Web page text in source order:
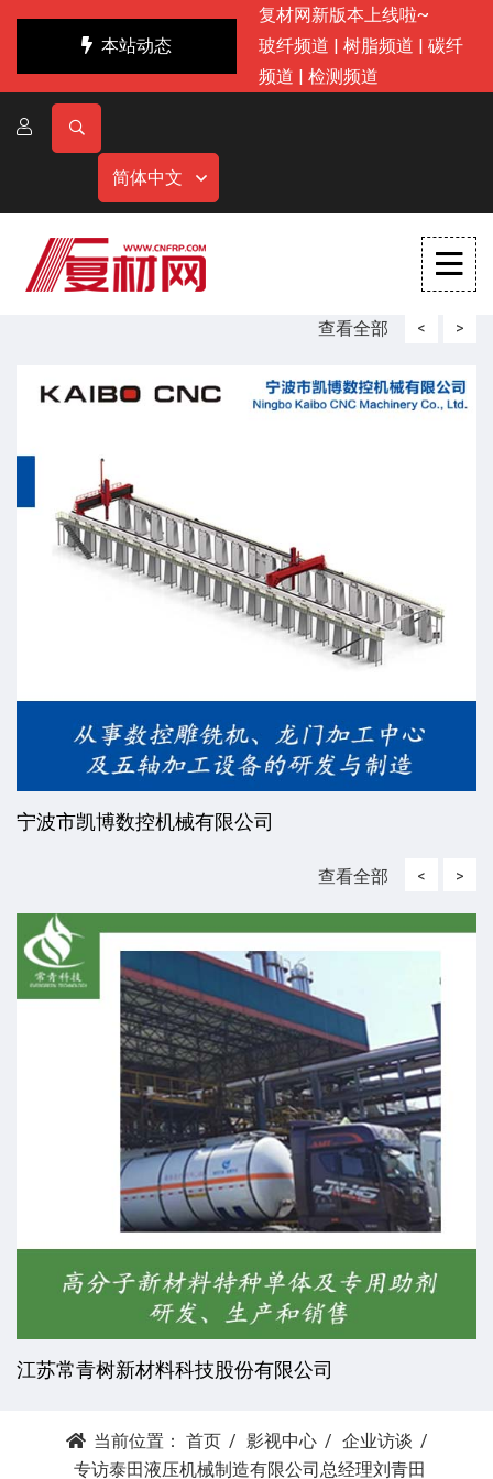
本站动态
复材网新版本上线啦~
玻纤频道 | 树脂频道 | 碳纤
频道 | 检测频道
简体中文
查看全部 <
宁波市凯博数控机械有限公司
>
查看全部 <
江苏常青树新材料科技股份有限公司
>
当前位置： 首页 影视中心
企业访谈
专访泰田液压机械制造有限公司总经理刘青田